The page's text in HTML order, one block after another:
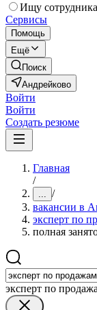
Ищу сотрудника
Сервисы
Помощь
Ещё
Поиск
Андрейково
Войти
Войти
Создать резюме
Главная
/
... /
вакансии в
эксперт по
полная
эксперт по